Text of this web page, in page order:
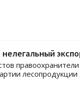
правоохранители
лесопродукции